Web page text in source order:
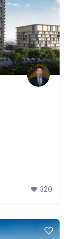
320